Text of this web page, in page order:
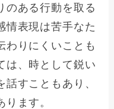
のある行動を取る
情表現は苦手なた
わりにくいことも
は、時として鋭い
すこともあり、
ます。